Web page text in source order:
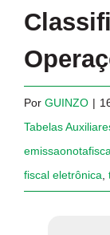
Por GUINZO |
Tabelas
fiscal eletrônica